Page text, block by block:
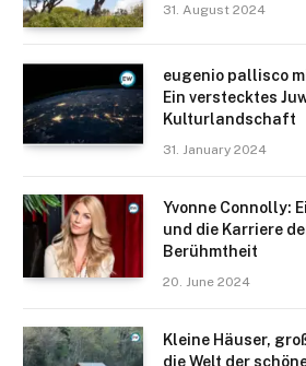
31. August 2024
eugenio pallisco
Ein verstecktes
Kulturlandschaft
31. January 2024
Yvonne Connolly:
und die Karriere
Berühmtheit
20. June 2024
Kleine Häuser,
die Welt der